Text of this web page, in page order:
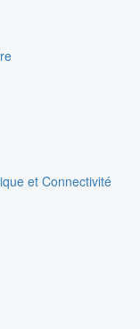
et Connectivité